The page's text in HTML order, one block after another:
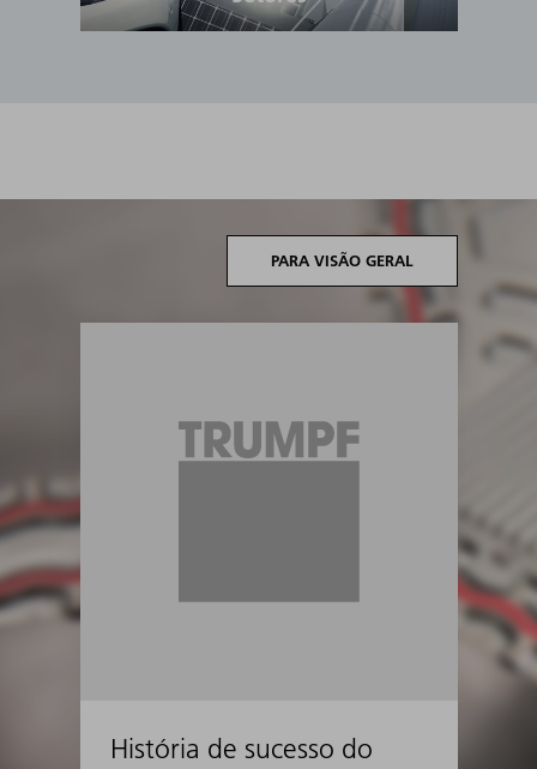
PARA VISÃO GERAL
História de sucesso do